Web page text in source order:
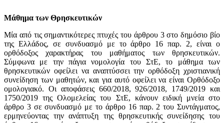
Μάθημα των Θρησκευτικών
Μία από τις σημαντικότερες πτυχές του άρθρου 3 στο δημόσιο βίο
της Ελλάδος, σε συνδυασμό με το άρθρο 16 παρ. 2, είναι ο
ορθόδοξος χαρακτήρας του μαθήματος των θρησκευτικών.
Σύμφωνα με την πάγια νομολογία του ΣτΕ, το μάθημα των
θρησκευτικών οφείλει να αναπτύσσει την ορθόδοξη χριστιανική
συνείδηση των μαθητών, και για αυτό οφείλει να είναι Ορθόδοξο
ομολογιακό. Οι αποφάσεις 660/2018, 926/2018, 1749/2019 και
1750/2019 της Ολομελείας του ΣτΕ, κάνουν ειδική μνεία στο
άρθρο 3 σε συνδυασμό με το άρθρο 16 παρ. 2 του Συντάγματος,
ερμηνεύοντας την ανάπτυξη της θρησκευτικής συνείδησης του